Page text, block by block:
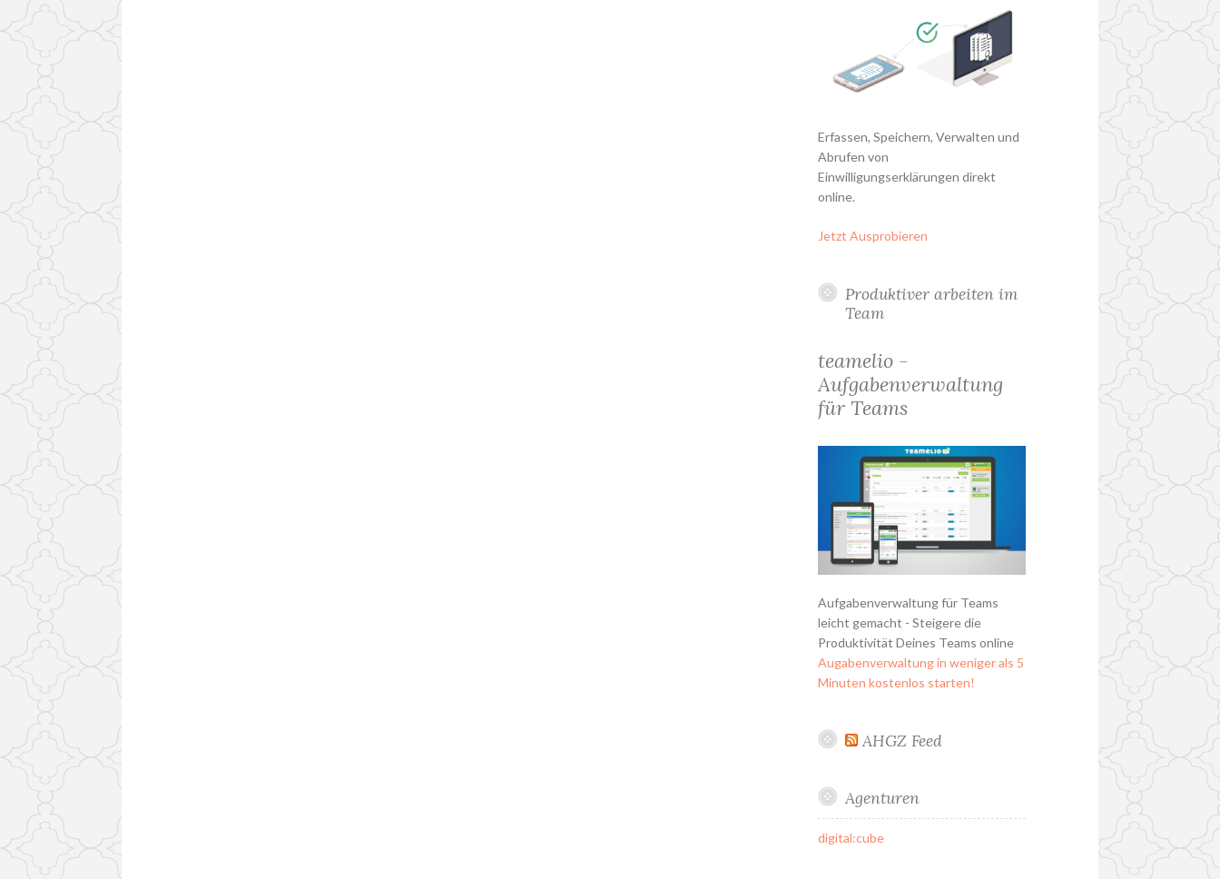
Erfassen, Speichern, Verwalten und
Abrufen von
Einwilligungserklärungen direkt
online.
Jetzt Ausprobieren
Produktiver arbeiten im
Team
teamelio -
Aufgabenverwaltung
für Teams
Aufgabenverwaltung für Teams
leicht gemacht - Steigere die
Produktivität Deines Teams online
Augabenverwaltung in weniger als 5
Minuten kostenlos starten!
AHGZ Feed
Agenturen
digital:cube